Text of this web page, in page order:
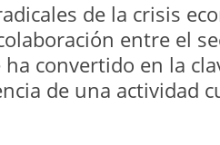
de la crisis
entre el
convertido en la
de una actividad